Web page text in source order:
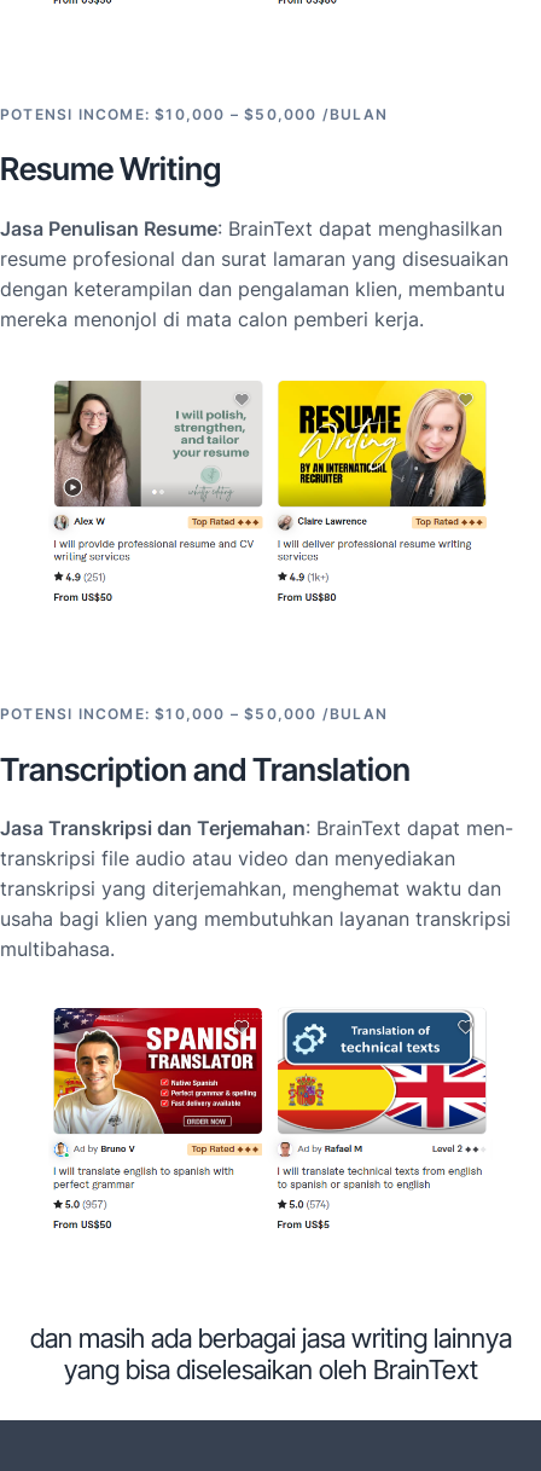
POTENSI INCOME: $10,000 – $50,000 /BULAN
Resume Writing
Jasa Penulisan Resume: BrainText dapat menghasilkan
resume profesional dan surat lamaran yang disesuaikan
dengan keterampilan dan pengalaman klien, membantu
mereka menonjol di mata calon pemberi kerja.
POTENSI INCOME: $10,000 – $50,000 /BULAN
Transcription and Translation
Jasa Transkripsi dan Terjemahan: BrainText dapat men-
transkripsi file audio atau video dan menyediakan
transkripsi yang diterjemahkan, menghemat waktu dan
usaha bagi klien yang membutuhkan layanan transkripsi
multibahasa.
dan masih ada berbagai jasa writing lainnya
yang bisa diselesaikan oleh BrainText